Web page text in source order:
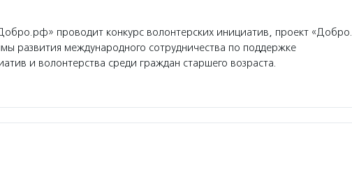
проводит конкурс волонтерских инициатив, проект «Добро.
развития международного сотрудничества по поддержке
и волонтерства среди граждан старшего возраста.